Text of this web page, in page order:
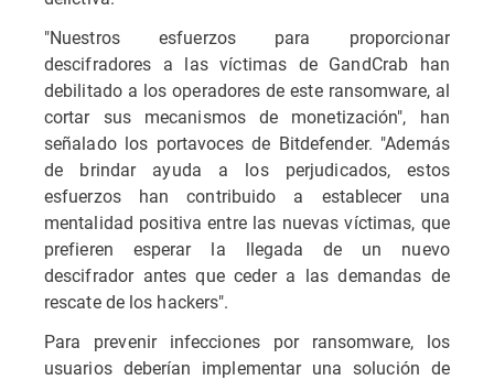
"Nuestros esfuerzos para proporcionar
descifradores a las víctimas de GandCrab han
debilitado a los operadores de este ransomware, al
cortar sus mecanismos de monetización", han
señalado los portavoces de Bitdefender. "Además
de brindar ayuda a los perjudicados, estos
esfuerzos han contribuido a establecer una
mentalidad positiva entre las nuevas víctimas, que
prefieren esperar la llegada de un nuevo
descifrador antes que ceder a las demandas de
rescate de los hackers".
Para prevenir infecciones por ransomware, los
usuarios deberían implementar una solución de